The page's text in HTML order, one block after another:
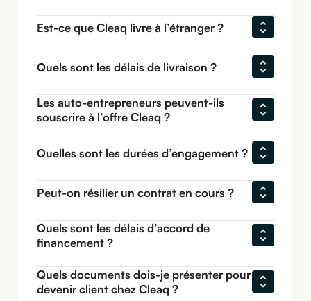
Est-ce que Cleaq livre à l’étranger ?
Quels sont les délais de livraison ?
Les auto-entrepreneurs peuvent-ils
souscrire à l’offre Cleaq ?
Quelles sont les durées d’engagement ?
Peut-on résilier un contrat en cours ?
Quels sont les délais d’accord de
financement ?
Quels documents dois-je présenter pour
devenir client chez Cleaq ?